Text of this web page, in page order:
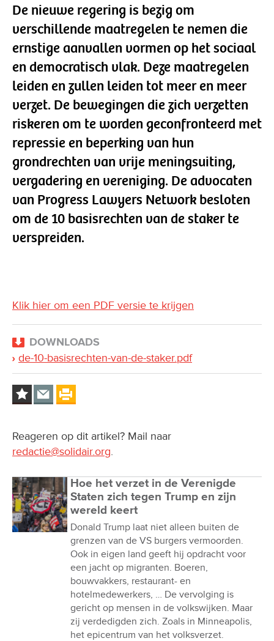
De nieuwe regering is bezig om
verschillende maatregelen te nemen die
ernstige aanvallen vormen op het sociaal
en democratisch vlak. Deze maatregelen
leiden en zullen leiden tot meer en meer
verzet. De bewegingen die zich verzetten
riskeren om te worden geconfronteerd met
repressie en beperking van hun
grondrechten van vrije meningsuiting,
vergadering en vereniging. De advocaten
van Progress Lawyers Network besloten
om de 10 basisrechten van de staker te
verspreiden.
Klik hier om een PDF versie te krijgen
DOWNLOADS
de-10-basisrechten-van-de-staker.pdf
Reageren op dit artikel? Mail naar
redactie@solidair.org.
Hoe het verzet in de Verenigde
Staten zich tegen Trump en zijn
wereld keert
Donald Trump laat niet alleen buiten de
grenzen van de VS burgers vermoorden.
Ook in eigen land geeft hij opdracht voor
een jacht op migranten. Boeren,
bouwvakkers, restaurant- en
hotelmedewerkers, … De vervolging is
gericht op mensen in de volkswijken. Maar
zij verdedigden zich. Zoals in Minneapolis,
het epicentrum van het volksverzet.